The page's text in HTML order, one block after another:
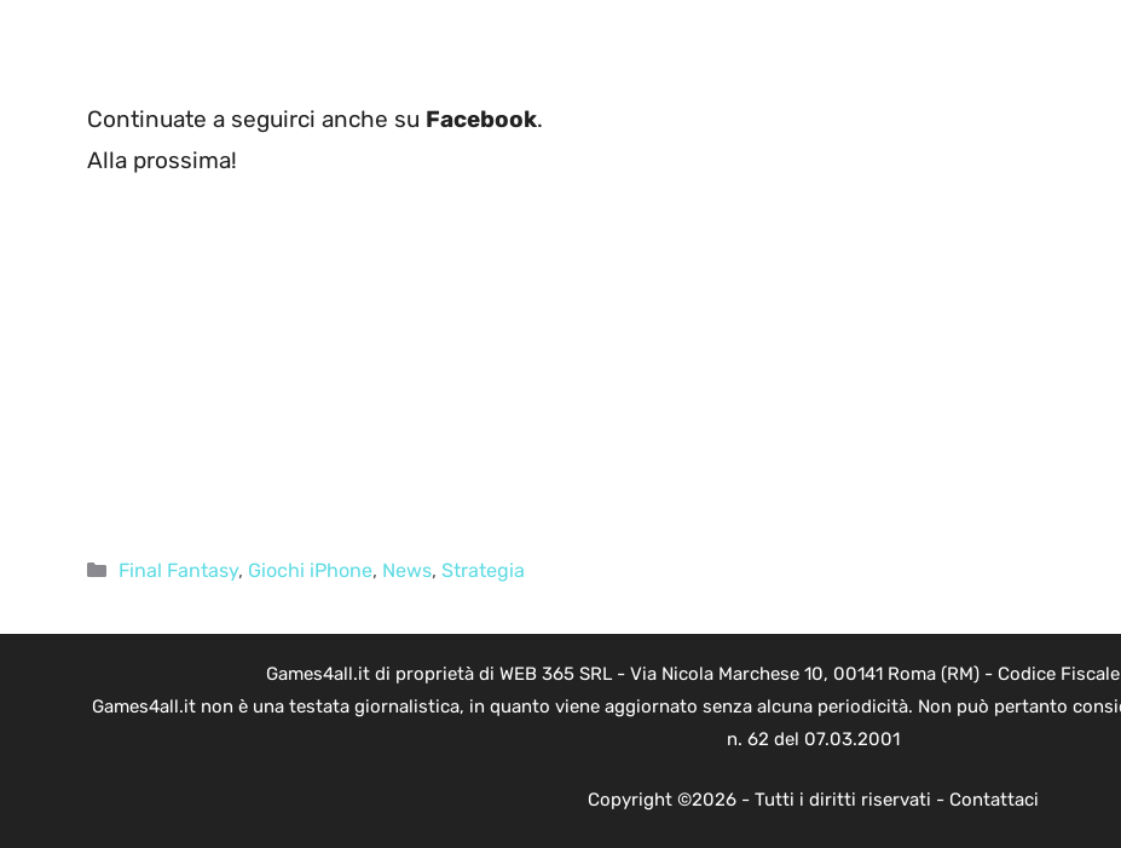
Continuate a seguirci anche su Facebook.
Alla prossima!
Categorie
Final Fantasy, Giochi iPhone, News, Strategia
Games4all.it di proprietà di WEB 365 SRL - Via Nicola Marchese 10, 00141 Roma (RM) - Codice
Games4all.it non è una testata giornalistica, in quanto viene aggiornato senza alcuna periodicità. Non può pertanto
n. 62 del 07.03.2001
Copyright ©2026 - Tutti i diritti riservati - Contattaci